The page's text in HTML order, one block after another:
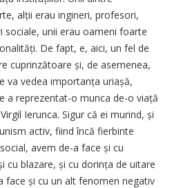
alții erau ingineri, profesori,
sociale, unii erau oameni foarte
De fapt, e, aici, un fel de
cuprinzătoare și, de asemenea,
va vedea importanța uriașă,
a reprezentat-o munca de-o viață
Ierunca. Sigur că ei murind, și
activ, fiind încă fierbinte
avem de-a face și cu
cu blazare, și cu dorința de uitare
face și cu un alt fenomen negativ